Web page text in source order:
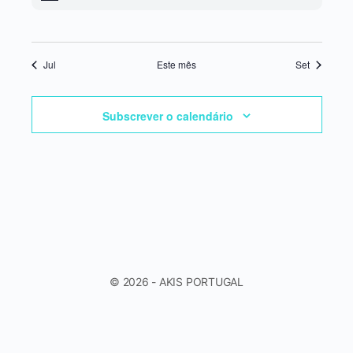
Jul Este mês Set
Subscrever o calendário
© 2026 - AKIS PORTUGAL